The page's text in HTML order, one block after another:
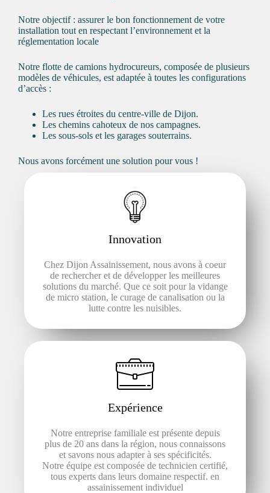
Notre objectif : assurer le bon fonctionnement de votre
installation tout en respectant l’environnement et la
réglementation locale
Notre flotte de camions hydrocureurs, composée de plusieurs
modèles de véhicules, est adaptée à toutes les configurations
d’accès :
Les rues étroites du centre-ville de Dijon.
Les chemins cahoteux de nos campagnes.
Les sous-sols et les garages souterrains.
Nous avons forcément une solution pour vous !
Innovation
Chez Dijon Assainissement, nous avons à coeur
de rechercher et de développer les meilleures
solutions du marché. Que ce soit pour la vidange
de micro station, le curage de canalisation ou la
lutte contre les nuisibles.
Expérience
Notre entreprise familiale est présente depuis
plus de 20 ans dans la région, nous connaissons
et savons nous adapter à ses spécificités.
Notre équipe est composée de technicien certifié,
tous experts dans leurs domaine respectif. en
assainissement individuel